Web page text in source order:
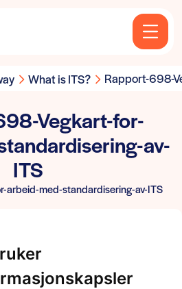
What is ITS? Rapport-698-
Vegkart-for-
av-
ITS
arbeid-med-standardisering-av-ITS